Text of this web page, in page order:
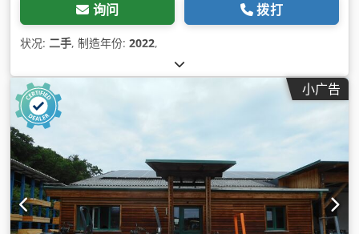
询问 拨打
状况: 二手, 制造年份: 2022,
小广告